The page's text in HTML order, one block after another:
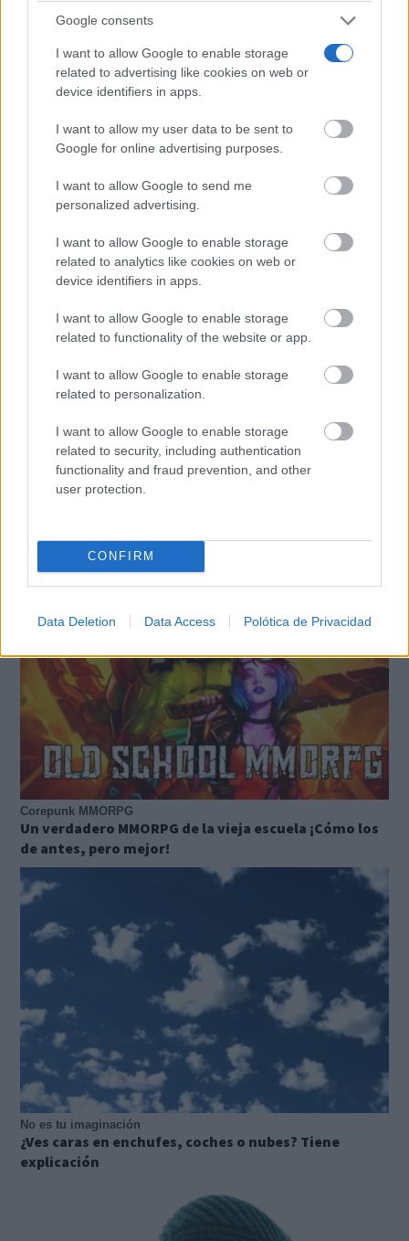
Google consents
I want to allow Google to enable storage
related to advertising like cookies on web or
device identifiers in apps.
I want to allow my user data to be sent to
Google for online advertising purposes.
I want to allow Google to send me
personalized advertising.
I want to allow Google to enable storage
related to analytics like cookies on web or
device identifiers in apps.
I want to allow Google to enable storage
related to functionality of the website or app.
I want to allow Google to enable storage
related to personalization.
I want to allow Google to enable storage
related to security, including authentication
functionality and fraud prevention, and other
user protection.
CONFIRM
Data Deletion Data Access Polótica de Privacidad
temprana. Esto ayudará a formar una sociedad más
respetuosa, inclusiva, solidaria y tolerante.
Lógicamente, se deben realizar planteamientos
accesibles y de calidad para las víctimas, incluyendo
líneas de ayuda, refugios y atención psicofísica.
Además, se precisan evaluaciones periódicas del
Pacto de Estado para analizar las políticas
implementadas y mejorar las estrategias, según la
realidad objetiva de los problemas que se vayan
produciendo, poniendo siempre en el centro la
temprana.
Corepunk MMORPG
Un verdadero MMORPG de la vieja escuela ¡Cómo los
de antes, pero mejor!
No es tu imaginación
¿Ves caras en enchufes, coches o nubes? Tiene
explicación